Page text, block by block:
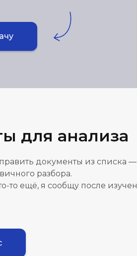
для анализа
документы из списка —
разбора.
то ещё, я сообщу после